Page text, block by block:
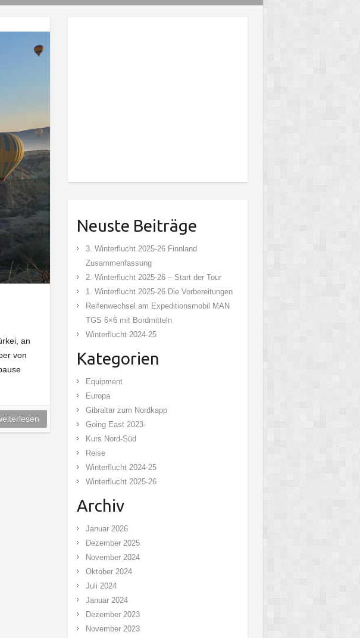
an
von
Neuste Beiträge
3. Winterflucht 2025-26 Finnland
Zusammenfassung
2. Winterflucht 2025-26 – Start der Tour
1. Winterflucht 2025-26 Die Vorbereitungen
Reifenwechsel am Expeditionsmobil MAN
TGS 6×6 mit Bordmitteln
Winterflucht 2024-25
Kategorien
Equipment
Europa
Gibraltar zum Nordkapp
Going East 2023-
Kurs Nord-Süd
Reise
Winterflucht 2024-25
Winterflucht 2025-26
Archiv
Januar 2026
Dezember 2025
November 2024
Oktober 2024
Juli 2024
Januar 2024
Dezember 2023
November 2023